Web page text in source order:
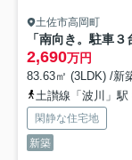
土佐市高岡町
「南向き。駐車
2,690万円
83.63㎡ (3LDK) /新
土讃線「波川」駅
閑静な住宅地
新築